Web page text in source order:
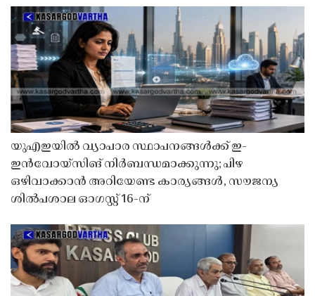
യുഎഇയിൽ വ്യാപാര സ്ഥാപനങ്ങൾക്ക് ഇ-
ഇൻവോയ്സിങ് നിർബന്ധമാക്കുന്നു; പിഴ
ഒഴിവാക്കാൻ അറിയേണ്ട കാര്യങ്ങൾ, സൗജന്യ
ശിൽപശാല ഓഗസ്റ്റ് 16-ന്